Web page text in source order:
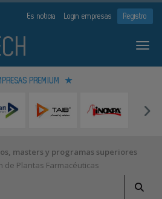
Es noticia Login empresas Registro
PREMIUM
masters y programas superiores
de Plantas Farmacéuticas